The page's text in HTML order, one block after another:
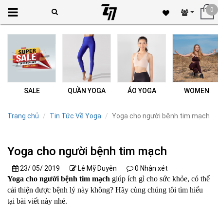
0
SALE QUẦN YOGA ÁO YOGA WOMEN
Trang chủ Tin Tức Về Yoga Yoga cho người bệnh tim mạch
Yoga cho người bệnh tim mạch
23/ 05/ 2019 Lê Mỹ Duyên 0 Nhận xét
Yoga cho người bệnh tim mạch giúp ích gì cho sức khỏe, có thể
cải thiện được bệnh lý này không? Hãy cùng chúng tôi tìm hiểu
tại bài viết này nhé.